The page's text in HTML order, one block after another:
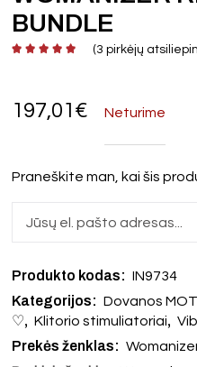
BUNDLE
(3 pirkėjų
197,01 € Neturime
Praneškite man, kai šis
Produkto kodas: IN9734
Kategorijos: Dovanos
♡, Klitorio stimuliatoriai,
Prekės ženklas: